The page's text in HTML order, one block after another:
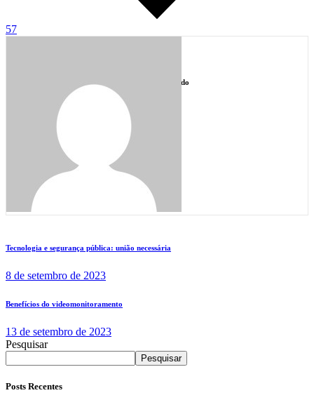
57
Danyelle Machado
Tecnologia e segurança pública: união necessária
8 de setembro de 2023
Benefícios do videomonitoramento
13 de setembro de 2023
Pesquisar
Pesquisar
Posts Recentes